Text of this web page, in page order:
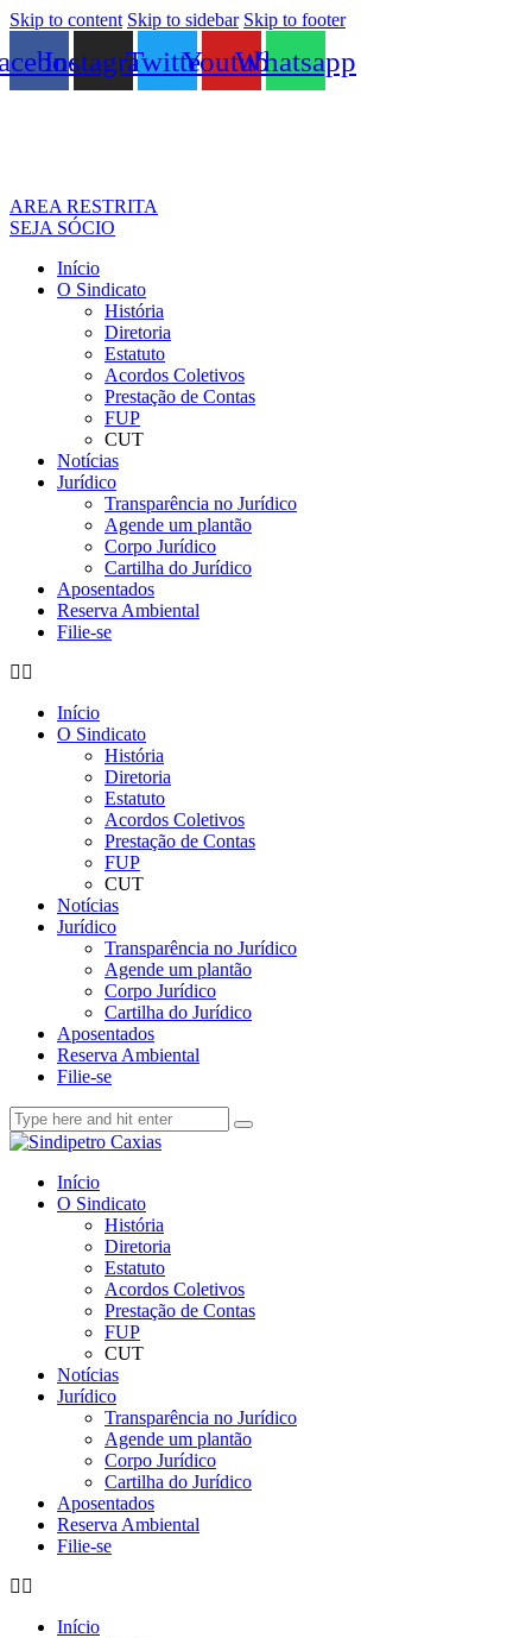
Skip to content Skip to sidebar Skip to footer
InstagramTwitterYoutubeWhatsapp
AREA RESTRITA
SEJA SÓCIO
Início
O Sindicato
História
Diretoria
Estatuto
Acordos Coletivos
Prestação de Contas
FUP
CUT
Notícias
Jurídico
Transparência no Jurídico
Agende um plantão
Corpo Jurídico
Cartilha do Jurídico
Aposentados
Reserva Ambiental
Filie-se
Início
O Sindicato
História
Diretoria
Estatuto
Acordos Coletivos
Prestação de Contas
FUP
CUT
Notícias
Jurídico
Transparência no Jurídico
Agende um plantão
Corpo Jurídico
Cartilha do Jurídico
Aposentados
Reserva Ambiental
Filie-se
Início
O Sindicato
História
Diretoria
Estatuto
Acordos Coletivos
Prestação de Contas
FUP
CUT
Notícias
Jurídico
Transparência no Jurídico
Agende um plantão
Corpo Jurídico
Cartilha do Jurídico
Aposentados
Reserva Ambiental
Filie-se
Início